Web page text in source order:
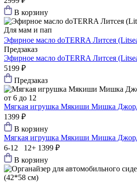
В корзину
Для мам и пап
Эфирное масло doTERRA Литсея
Предзаказ
Эфирное масло doTERRA Литсея
5199 ₽
Предзаказ
от 6 до 12
Мягкая игрушка Мякиши Мишка
1399 ₽
В корзину
Мягкая игрушка Мякиши Мишка
6-12 12+ 1399 ₽
В корзину